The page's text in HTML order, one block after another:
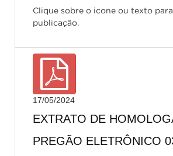
Clique sobre o icone ou texto
publicação.
17/05/2024
EXTRATO DE
PREGÃO ELETRÔNICO